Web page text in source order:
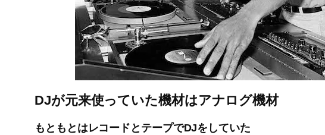
DJが元来使っていた機材はアナログ機材
もともとはレコードとテープでDJをしていた